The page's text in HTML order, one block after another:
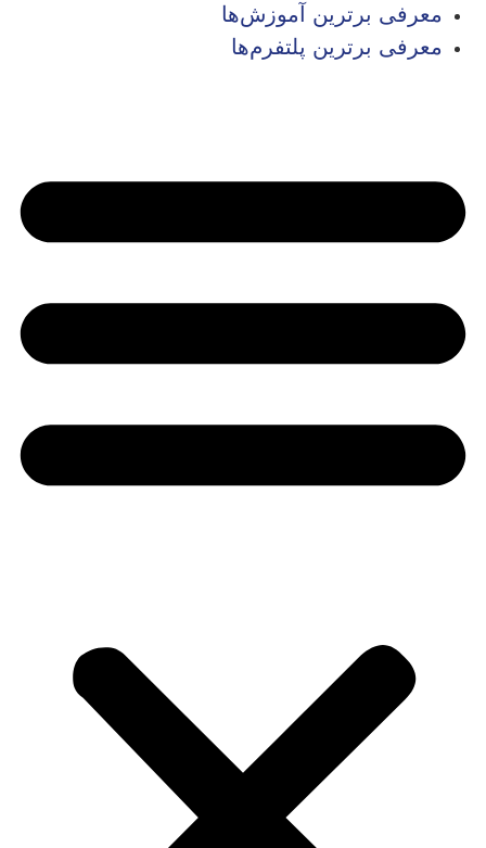
معرفی برترین آموزش‌ها
معرفی برترین پلتفرم‌ها